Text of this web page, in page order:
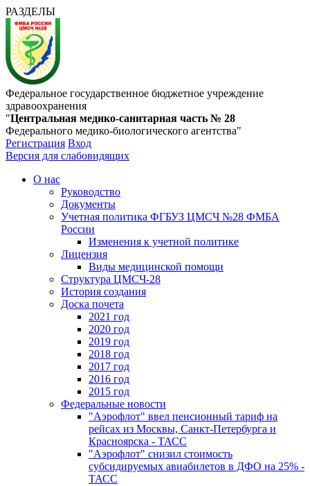
РАЗДЕЛЫ
Федеральное государственное бюджетное учреждение
здравоохранения
"Центральная медико-санитарная часть № 28
Федерального медико-биологического агентства"
Регистрация Вход
Версия для слабовидящих
О нас
Руководство
Документы
Учетная политика ФГБУЗ ЦМСЧ №28 ФМБА
России
Изменения к учетной политике
Лицензия
Виды медицинской помощи
Структура ЦМСЧ-28
История создания
Доска почета
2021 год
2020 год
2019 год
2018 год
2017 год
2016 год
2015 год
Федеральные новости
"Аэрофлот" ввел пенсионный тариф на
рейсах из Москвы, Санкт-Петербурга и
Красноярска - ТАСС
"Аэрофлот" снизил стоимость
субсидируемых авиабилетов в ДФО на 25% -
ТАСС